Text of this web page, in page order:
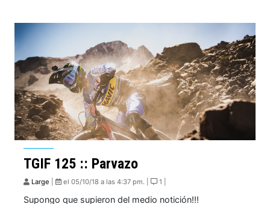
TGIF 125 :: Parvazo
Large el 05/10/18 a las 4:37 pm. | 1 |
Supongo que supieron del medio notición!!!